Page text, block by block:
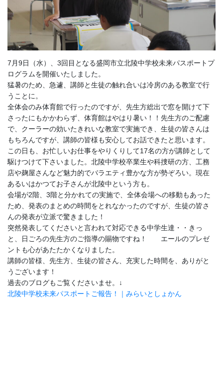
7月9日（水）、3回目となる盛岡市立北陵中学校未来パスポートプ
ログラムを開催いたしました。
猛暑のため、急遽、講師と生徒の触れ合いは冷房のある教室で行
うことに。
全体会のみ体育館で行ったのですが、先生方総出で窓を開けて下
さったにもかかわらず、体育館はやはり暑い！！先生方のご配慮
で、クーラーの効いたきれいな教室で実施でき、生徒の皆さんは
もちろんですが、講師の皆様も安心してお話できたと思います。
この日も、お忙しいお仕事をやりくりして17名の方が講師として
駆けつけて下さいました。北陵中学校卒業生や科捜研の方、工務
店や麹屋さんなど魅力的でバラエティ豊かな方が勢ぞろい。現在
あるいはかつてお子さんが北陵中という方も。
会場が2階、3階と分かれての実施で、全体会場への移動もあった
ため、発表のまとめの時間をとれなかったのですが、生徒の皆さ
んの発表が立派で驚きました！
突然発表してくださいと言われて対応できる中学生達・・きっ
と、日ごろの先生方のご指導の賜物ですね！ エールのプレゼ
ントも心があたたかくなりました。
講師の皆様、先生方、生徒の皆さん、充実した時間を、ありがと
うございます！
過去のブログもご覧くださいませ。↓
北陵中学校未来パスポートご報告！｜みらいとしょかん